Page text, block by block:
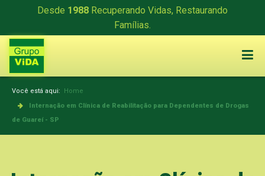
Desde 1988 Recuperando Vidas, Restaurando
Famílias.
Você está aqui: Home
Internação em Clínica de Reabilitação para Dependentes de Drogas
de Guareí - SP